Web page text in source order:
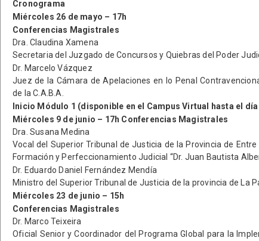
Cronograma
Miércoles 26 de mayo – 17h
Conferencias Magistrales
Dra. Claudina Xamena
Secretaria del Juzgado de Concursos y Quiebras del Poder
Dr. Marcelo Vázquez
Juez de la Cámara de Apelaciones en lo Penal
de la C.A.B.A.
Inicio Módulo 1 (disponible en el Campus Virtual hasta el
Miércoles 9 de junio – 17h Conferencias Magistrales
Dra. Susana Medina
Vocal del Superior Tribunal de Justicia de la Provincia de
Formación y Perfeccionamiento Judicial “Dr. Juan Bautista
Dr. Eduardo Daniel Fernández Mendía
Ministro del Superior Tribunal de Justicia de la provincia de La
Miércoles 23 de junio – 15h
Conferencias Magistrales
Dr. Marco Teixeira
Oficial Senior y Coordinador del Programa Global para la